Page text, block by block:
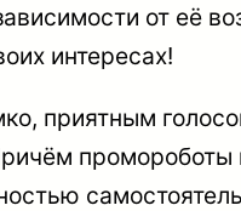
от её
интересах!
приятным